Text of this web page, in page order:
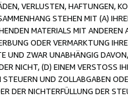
VERLUSTEN, HAFTUNGEN,
STEHEN MIT (A)
MATERIALS MIT
ODER VERMARKTUNG
UND ZWAR UNABHÄNGIG
NICHT, (D) EINEM VERSTOSS
UND ZOLLABGABEN
DER NICHTERFÜLLUNG DER